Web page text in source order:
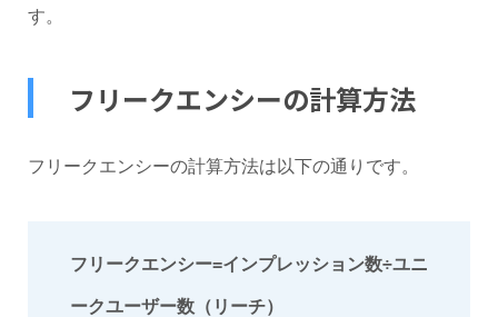
す。
フリークエンシーの計算方法
フリークエンシーの計算方法は以下の通りです。
フリークエンシー=インプレッション数÷ユニ
ークユーザー数（リーチ）